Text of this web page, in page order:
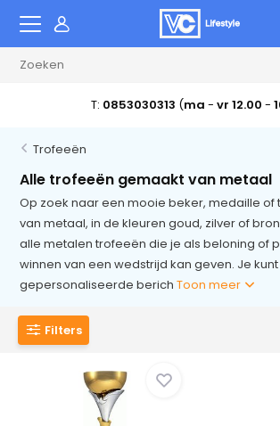
T: 0853030313 (ma - vr 12.00 -
Trofeeën
Alle trofeeën gemaakt van metaal
Op zoek naar een mooie beker, medaille
van metaal, in de kleuren goud, zilver of
alle metalen trofeeën die je als beloning of
winnen van een wedstrijd kan geven. Je kunt
gepersonaliseerde berichToon meer
Filters